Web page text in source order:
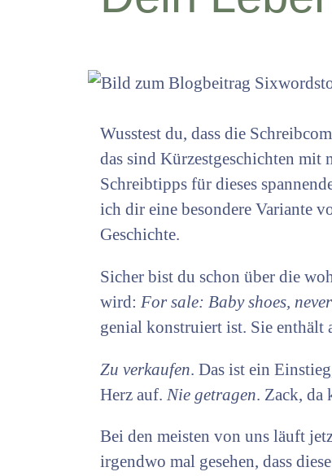
Wusstest du, dass die
das sind Kürzestgeschichten
Schreibtipps für dieses
ich dir eine besondere Variante
Geschichte.
Sicher bist du schon über die
wird: For sale: Baby shoes,
genial konstruiert ist. Sie enthält
Zu verkaufen . Das ist ein
Herz auf. Nie getragen . Zack,
Bei den meisten von uns läuft
irgendwo mal gesehen, dass